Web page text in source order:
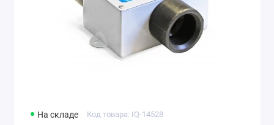
На складе Код товара: IQ-14528